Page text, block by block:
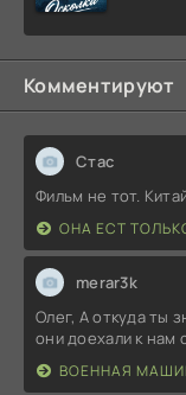
Комментируют
Стас
Фильм не тот.
ОНА ЕСТ
merar3k
Олег, А откуда ты
они доехали к нам
ВОЕННАЯ